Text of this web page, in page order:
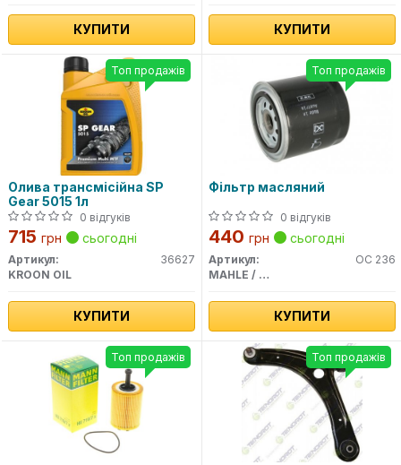
КУПИТИ КУПИТИ
Олива трансмісійна SP
Gear 5015 1л
0 відгуків
715 грн сьогодні
Артикул:
36627
KROON OIL
КУПИТИ
Топ продажів
Фільтр масляний
0 відгуків
440 грн сьогодні
Артикул:
OC 236
MAHLE / KNECHT
КУПИТИ
Топ продажів
Топ продажів Топ продажів